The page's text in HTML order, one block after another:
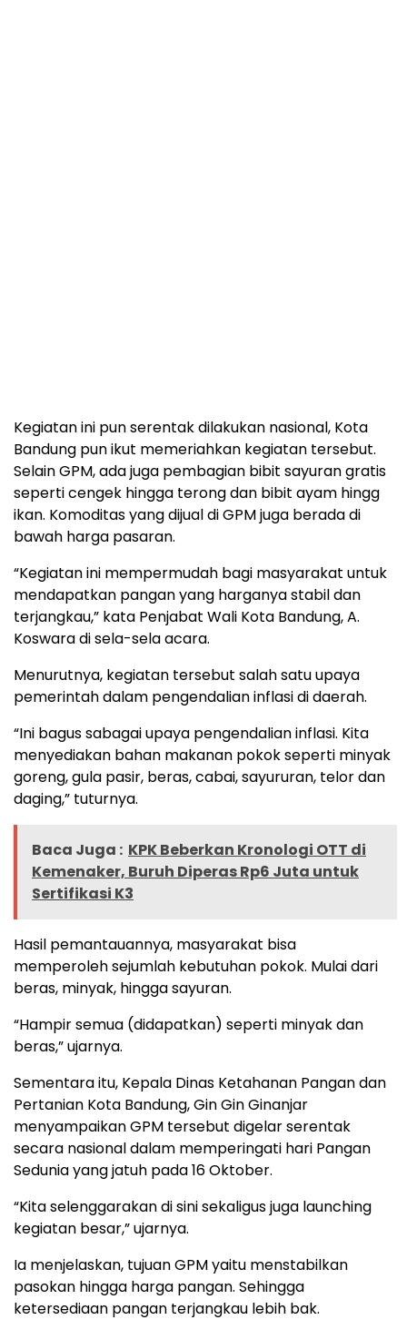
Kegiatan ini pun serentak dilakukan nasional, Kota
Bandung pun ikut memeriahkan kegiatan tersebut.
Selain GPM, ada juga pembagian bibit sayuran gratis
seperti cengek hingga terong dan bibit ayam hingg
ikan. Komoditas yang dijual di GPM juga berada di
bawah harga pasaran.
“Kegiatan ini mempermudah bagi masyarakat untuk
mendapatkan pangan yang harganya stabil dan
terjangkau,” kata Penjabat Wali Kota Bandung, A.
Koswara di sela-sela acara.
Menurutnya, kegiatan tersebut salah satu upaya
pemerintah dalam pengendalian inflasi di daerah.
“Ini bagus sabagai upaya pengendalian inflasi. Kita
menyediakan bahan makanan pokok seperti minyak
goreng, gula pasir, beras, cabai, sayururan, telor dan
daging,” tuturnya.
Baca Juga : KPK Beberkan Kronologi OTT di
Kemenaker, Buruh Diperas Rp6 Juta untuk
Sertifikasi K3
Hasil pemantauannya, masyarakat bisa
memperoleh sejumlah kebutuhan pokok. Mulai dari
beras, minyak, hingga sayuran.
“Hampir semua (didapatkan) seperti minyak dan
beras,” ujarnya.
Sementara itu, Kepala Dinas Ketahanan Pangan dan
Pertanian Kota Bandung, Gin Gin Ginanjar
menyampaikan GPM tersebut digelar serentak
secara nasional dalam memperingati hari Pangan
Sedunia yang jatuh pada 16 Oktober.
“Kita selenggarakan di sini sekaligus juga launching
kegiatan besar,” ujarnya.
Ia menjelaskan, tujuan GPM yaitu menstabilkan
pasokan hingga harga pangan. Sehingga
ketersediaan pangan terjangkau lebih bak.